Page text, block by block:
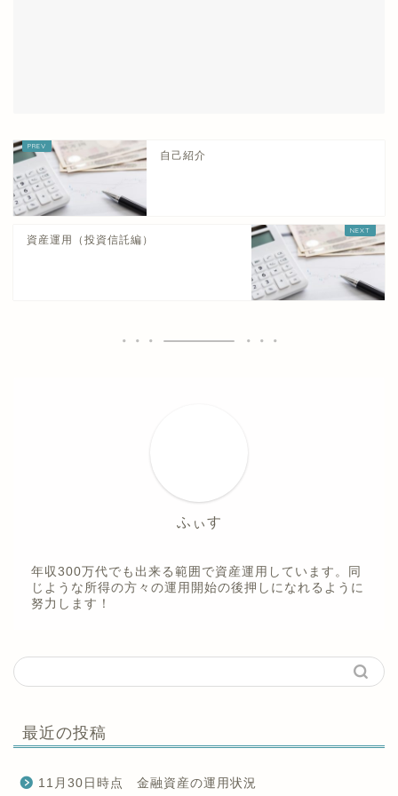
自己紹介
資産運用（投資信託編）
ふぃす
年収300万代でも出来る範囲で資産運用しています。同
じような所得の方々の運用開始の後押しになれるように
努力します！
最近の投稿
11月30日時点 金融資産の運用状況